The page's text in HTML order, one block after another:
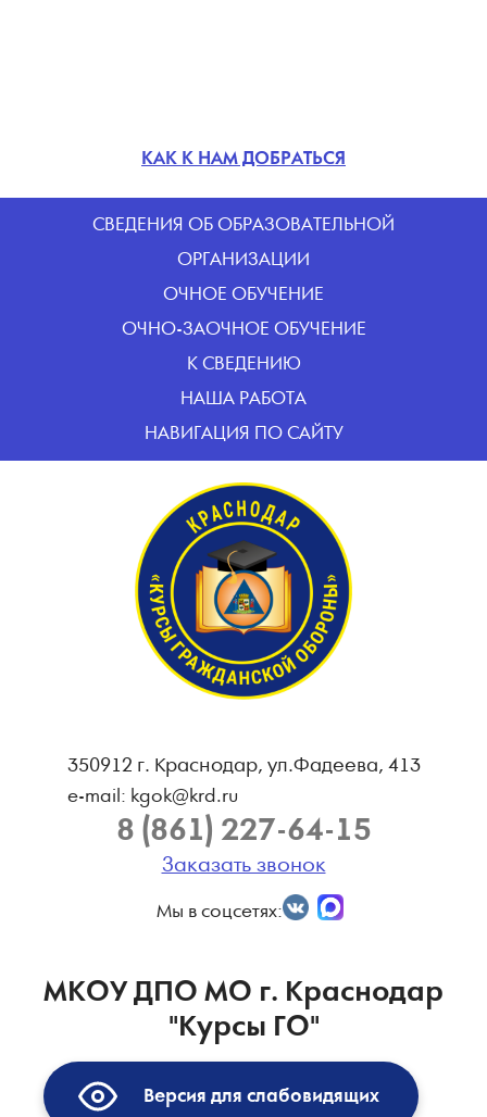
КАК К НАМ ДОБРАТЬСЯ
CВЕДЕНИЯ ОБ ОБРАЗОВАТЕЛЬНОЙ
ОРГАНИЗАЦИИ
ОЧНОЕ ОБУЧЕНИЕ
ОЧНО-ЗАОЧНОЕ ОБУЧЕНИЕ
К СВЕДЕНИЮ
НАША РАБОТА
НАВИГАЦИЯ ПО САЙТУ
350912 г. Краснодар, ул.Фадеева, 413
e-mail: kgok@krd.ru
8 (861) 227-64-15
Заказать звонок
Мы в соцсетях:
МКОУ ДПО МО г. Краснодар
"Курсы ГО"
Версия для слабовидящих